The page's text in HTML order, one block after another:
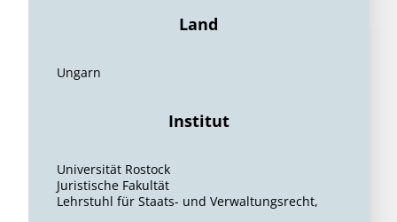
Land
Ungarn
Institut
Universität Rostock
Juristische Fakultät
Lehrstuhl für Staats- und Verwaltungsrecht,